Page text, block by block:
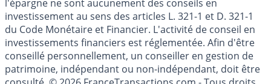
Les articles et commentaires publiés sur le guide de
l'épargne ne sont aucunement des conseils en
investissement au sens des articles L. 321-1 et D. 321-1
du Code Monétaire et Financier. L'activité de conseil en
investissements financiers est réglementée. Afin d'être
conseillé personnellement, un conseiller en gestion de